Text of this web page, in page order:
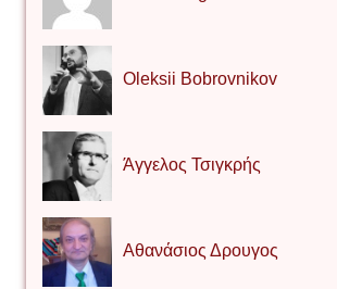
Oleksii Bobrovnikov
Άγγελος Τσιγκρής
Αθανάσιος Δρουγος